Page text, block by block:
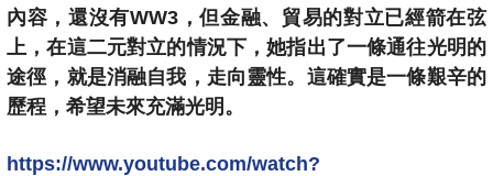
內容，還沒有WW3，但金融、貿易的對立已經箭在弦
上，在這二元對立的情況下，她指出了一條通往光明的
途徑，就是消融自我，走向靈性。這確實是一條艱辛的
歷程，希望未來充滿光明。
https://www.youtube.com/watch?